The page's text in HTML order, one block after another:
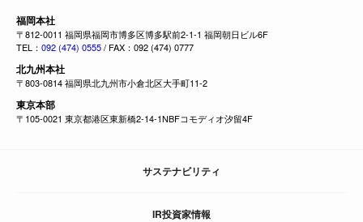
福岡本社
〒812-0011 福岡県福岡市博多区博多駅前2-1-1 福岡朝日ビル6F
TEL： 092 (474) 0555/ FAX：092 (474) 0777
北九州本社
〒803-0814 福岡県北九州市小倉北区大手町11-2
東京本部
〒105-0021 東京都港区東新橋2-14-1NBFコモディオ汐留4F
サステナビリティ
IR投資家情報